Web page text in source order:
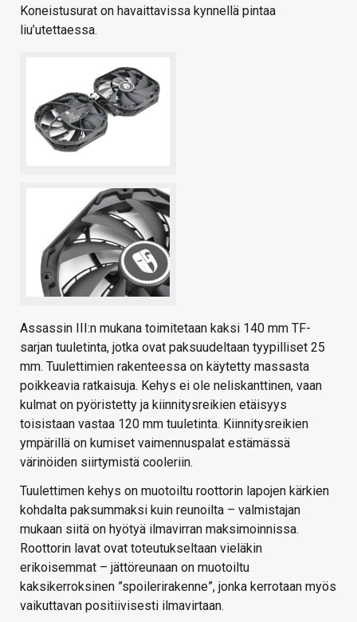
Koneistusurat on havaittavissa kynnellä pintaa
liu’utettaessa.
Assassin III:n mukana toimitetaan kaksi 140 mm TF-
sarjan tuuletinta, jotka ovat paksuudeltaan tyypilliset 25
mm. Tuulettimien rakenteessa on käytetty massasta
poikkeavia ratkaisuja. Kehys ei ole neliskanttinen, vaan
kulmat on pyöristetty ja kiinnitysreikien etäisyys
toisistaan vastaa 120 mm tuuletinta. Kiinnitysreikien
ympärillä on kumiset vaimennuspalat estämässä
värinöiden siirtymistä cooleriin.
Tuulettimen kehys on muotoiltu roottorin lapojen kärkien
kohdalta paksummaksi kuin reunoilta – valmistajan
mukaan siitä on hyötyä ilmavirran maksimoinnissa.
Roottorin lavat ovat toteutukseltaan vieläkin
erikoisemmat – jättöreunaan on muotoiltu
kaksikerroksinen ”spoilerirakenne”, jonka kerrotaan myös
vaikuttavan positiivisesti ilmavirtaan.